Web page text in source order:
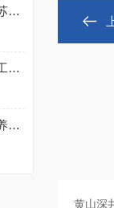
苏州井点降水苏州井点降水公司苏州井点降水有限公司通泉降水公司
上海打民用小深井，人工挖井施工，工程降水井
苏州打井-钻深水井-工程降水井-养殖井